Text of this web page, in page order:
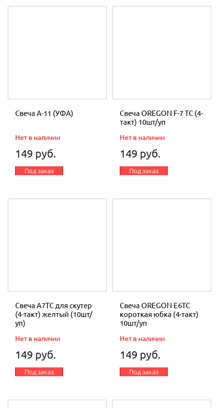
Свеча А-11 (УФА)
Нет в наличии
149 руб.
Под заказ
Свеча OREGON F-7 TC (4-
такт) 10шт/уп
Нет в наличии
149 руб.
Под заказ
Свеча А7ТС для скутер
(4-такт) желтый (10шт/
уп)
Нет в наличии
149 руб.
Под заказ
Свеча OREGON E6TC
короткая юбка (4-такт)
10шт/уп
Нет в наличии
149 руб.
Под заказ